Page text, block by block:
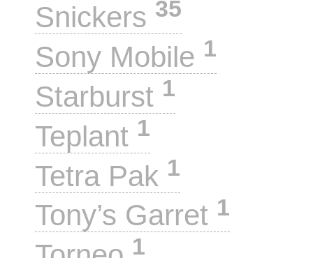
Snickers 35
Sony Mobile 1
Starburst 1
Teplant 1
Tetra Pak 1
Tony’s Garret 1
1